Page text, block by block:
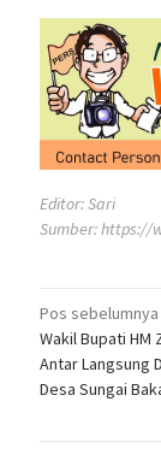
Editor: Sari
Sumber:https://
Navigasi
pos
Pos sebelumnya
Wakil Bupati HM
Antar Langsung
Desa Sungai